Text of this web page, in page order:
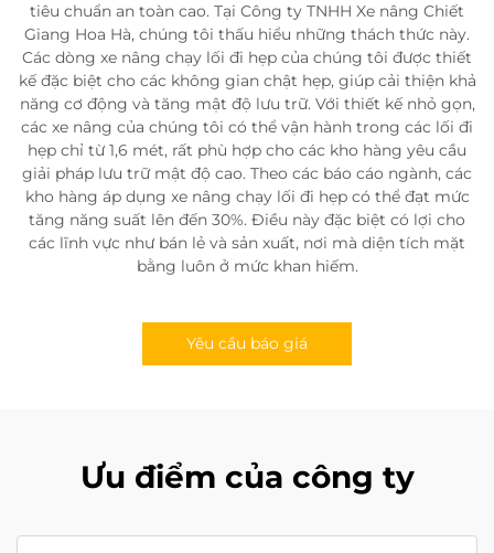
tiêu chuẩn an toàn cao. Tại Công ty TNHH Xe nâng Chiết
Giang Hoa Hà, chúng tôi thấu hiểu những thách thức này.
Các dòng xe nâng chạy lối đi hẹp của chúng tôi được thiết
kế đặc biệt cho các không gian chật hẹp, giúp cải thiện khả
năng cơ động và tăng mật độ lưu trữ. Với thiết kế nhỏ gọn,
các xe nâng của chúng tôi có thể vận hành trong các lối đi
hẹp chỉ từ 1,6 mét, rất phù hợp cho các kho hàng yêu cầu
giải pháp lưu trữ mật độ cao. Theo các báo cáo ngành, các
kho hàng áp dụng xe nâng chạy lối đi hẹp có thể đạt mức
tăng năng suất lên đến 30%. Điều này đặc biệt có lợi cho
các lĩnh vực như bán lẻ và sản xuất, nơi mà diện tích mặt
bằng luôn ở mức khan hiếm.
Yêu cầu báo giá
Ưu điểm của công ty